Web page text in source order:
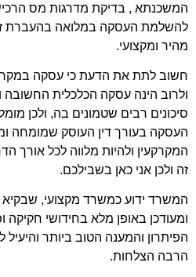
המשכנתא , בדיקת מדרגות מס
להשלמת העסקה במלואה בהעברת
מהיר ומקצועי.
חשוב לתת את הדעת כי עסקה
ולרוב הינה עסקה הכלכלית החשובה
סיכונים רבים שטמונים בה, ולכן
העסקה בעורך דין העוסק שמומחה
המקרקעין ולהיות מלווה לכל אורך
זה ולכן אני כאן בשבילכם.
המשרד ידוע כמשרד מקצועי, שבקיא
ומעודכן באופן מלא בחידושי
הפיתרון והמענה הטוב ביותר
הרבה הצלחות.